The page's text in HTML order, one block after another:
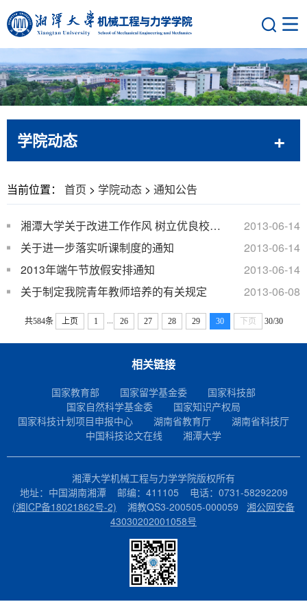
学院动态
当前位置： 首页 > 学院动态 > 通知公告
2013-06-14
湘潭大学关于改进工作作风 树立优良校风的若干规定
2013-06-14
关于进一步落实听课制度的通知
2013-06-14
2013年端午节放假安排通知
2013-06-08
关于制定我院青年教师培养的有关规定
共584条 上页 1 26 27 28 29 30 下页 30/30
相关链接
国家教育部 国家留学基金委
国家科技部
国家自然科学基金委
国家知识产权局
国家科技计划项目申报中心
湖南省教育厅
湖南省科技厅
中国科技论文在线
湘潭大学
湘潭大学机械工程与力学学院版权所有
地址：中国湖南湘潭 邮编：411105 电话：0731-58292209
(湘ICP备18021862号-2) 湘教QS3-200505-000059 湘公网安备
43030202001058号